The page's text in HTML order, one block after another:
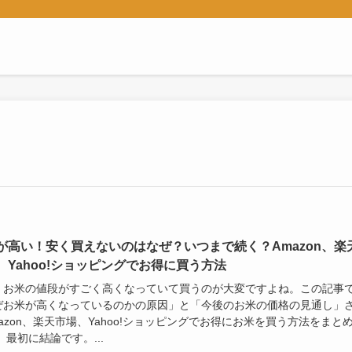
高い！安く買えないのはなぜ？いつまで続く？Amazon、楽
Yahoo!ショッピングでお得に買う方法
お米の値段がすごく高くなっていて買うのが大変ですよね。この記事
お米が高くなっているのかの原因」と「今後のお米の価格の見通し」
、楽天市場、Yahoo!ショッピングでお得にお米を買う方法をまと
最初に結論です。...